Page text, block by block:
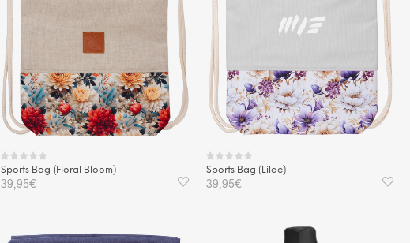
Sports Bag (Floral Bloom)
39,95€
Sports Bag (Lilac)
39,95€